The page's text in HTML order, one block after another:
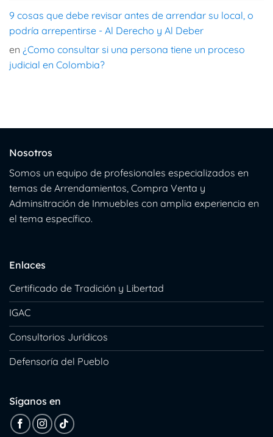
9 cosas que debe revisar antes de arrendar su local, o
podría arrepentirse - Al Derecho y Al Deber
en ¿Como consultar si una persona tiene un proceso
judicial en Colombia?
Nosotros
Somos un equipo de profesionales especializados en
temas de Arrendamientos, Compra Venta y
Adminsitración de Inmuebles con amplia experiencia en
el tema específico.
Enlaces
Certificado de Tradición y Libertad
IGAC
Consultorios Jurídicos
Defensoría del Pueblo
Síganos en